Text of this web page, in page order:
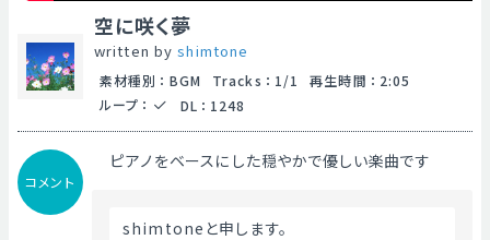
空に咲く夢
written byshimtone
素材種別 ： BGM Tracks ： 1/1 再生時間 ： 2:05
ループ ： DL ： 1248
コメント
ピアノをベースにした穏やかで優しい楽曲です
shimtoneと申します。